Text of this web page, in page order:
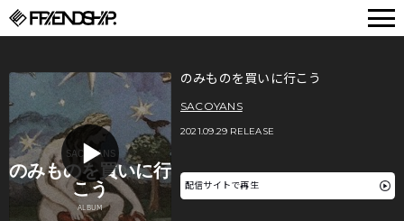
のみものを買いに行こう
SACOYANS
2021.09.29 RELEASE
配信サイトで再生